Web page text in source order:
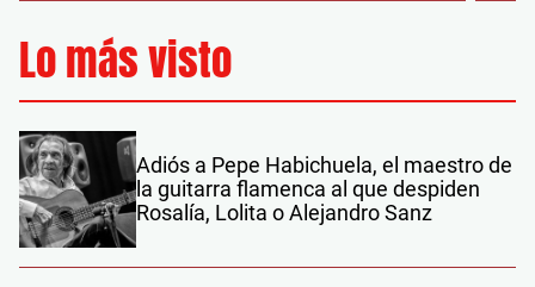
Lo más visto
Adiós a Pepe Habichuela, el maestro de
la guitarra flamenca al que despiden
Rosalía, Lolita o Alejandro Sanz